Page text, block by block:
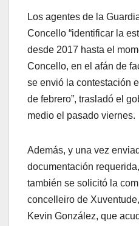
Los agentes de la
Concello “identificar la
desde 2017 hasta el
Concello, en el afán de
se envió la contestación
de febrero”, trasladó el
medio el pasado viernes.
Además, y una vez
documentación
también se solicitó la
concelleiro de
Kevin González, que